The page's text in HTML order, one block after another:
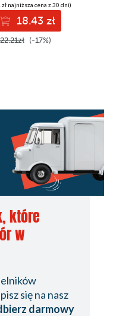
zł najniższa cena z 30 dni)
18.43 zł
22.21zł (-17%)
które
w
się na nasz
darmowy